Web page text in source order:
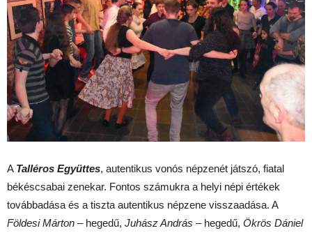
A Talléros Együttes, autentikus vonós népzenét játszó, fiatal
békéscsabai zenekar. Fontos számukra a helyi népi értékek
továbbadása és a tiszta autentikus népzene visszaadása. A
Földesi Márton – hegedű, Juhász András – hegedű, Ökrös Dániel